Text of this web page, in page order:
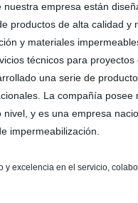
empresa están
productos de alta calidad
y materiales
técnicos para
una serie de
La compañía
y es una empresa
impermeabilización.
excelencia en el servicio,